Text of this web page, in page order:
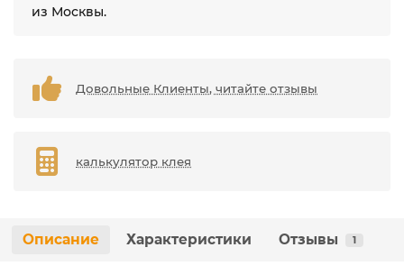
из Москвы.
Довольные Клиенты, читайте отзывы
калькулятор клея
Описание Характеристики Отзывы 1